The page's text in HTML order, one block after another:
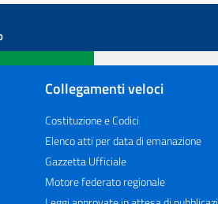
Collegamenti veloci
Costituzione e Codici
Elenco atti per data di emanazione
Gazzetta Ufficiale
Motore federato regionale